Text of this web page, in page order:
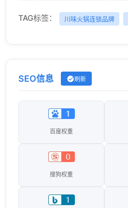
TAG标签： 川味火锅连锁品牌
SEO信息 刷新
百度权重
搜狗权重